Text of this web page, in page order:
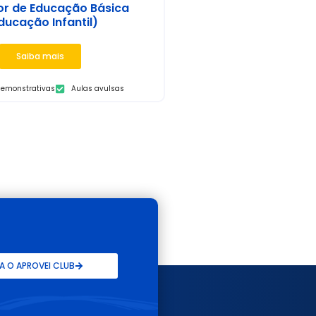
de Educação Básica
Infantil)
Saiba mais
Aulas avulsas
O APROVEI CLUB